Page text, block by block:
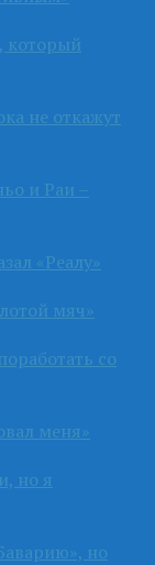
который
не откажут
и Раи –
«Реалу»
мяч»
со
меня»
но я
но